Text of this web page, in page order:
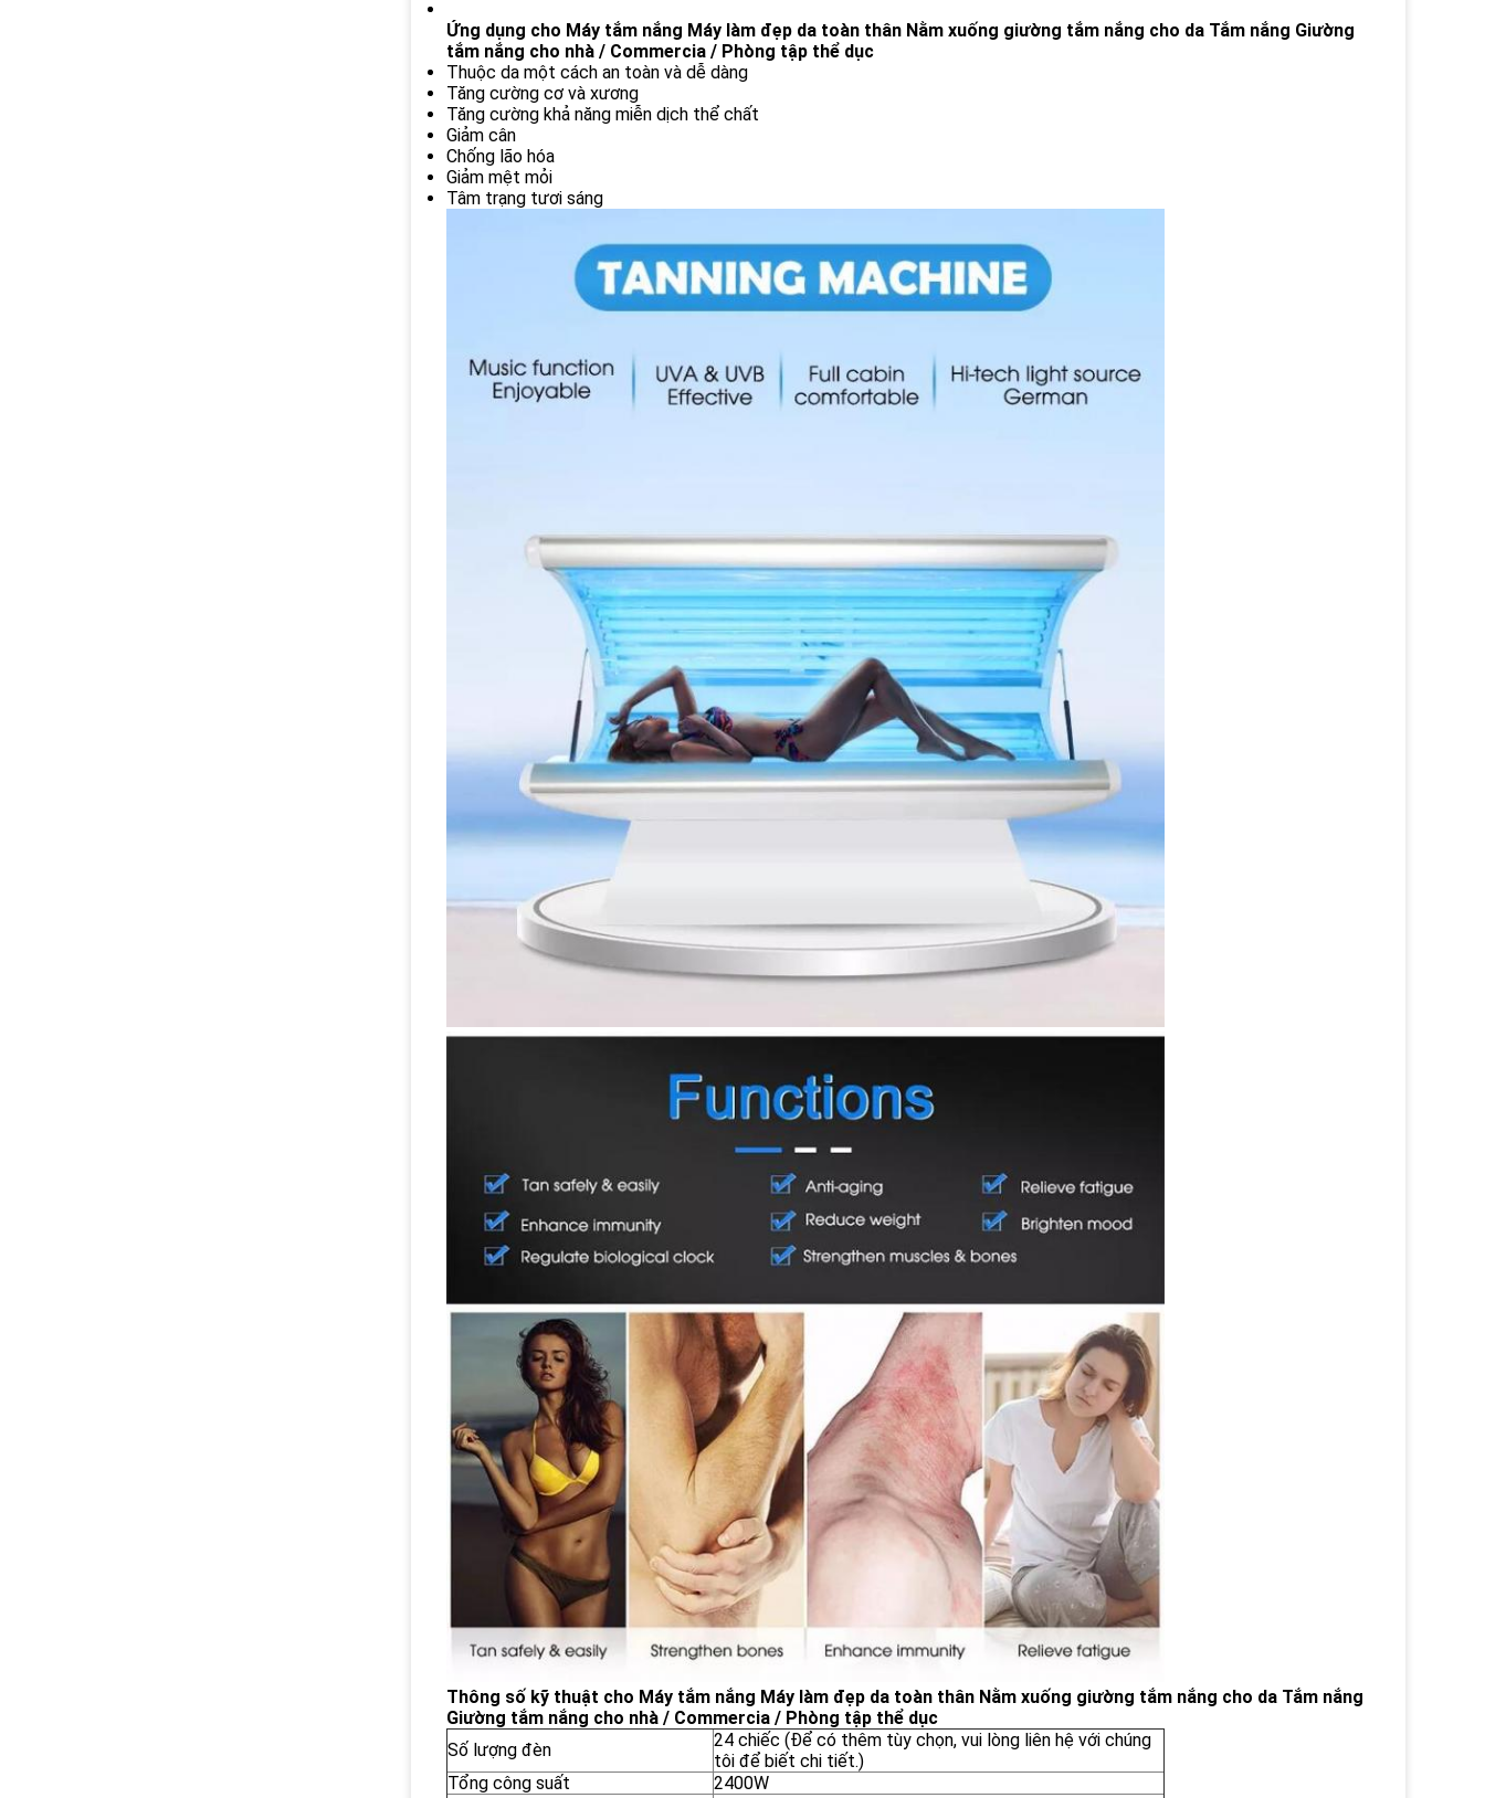
Ứng dụng cho Máy tắm nắng Máy làm đẹp da toàn thân Nằm xuống giường tắm nắng cho da Tắm nắng Giường
tắm nắng cho nhà / Commercia / Phòng tập thể dục
Thuộc da một cách an toàn và dễ dàng
Tăng cường cơ và xương
Tăng cường khả năng miễn dịch thể chất
Giảm cân
Chống lão hóa
Giảm mệt mỏi
Tâm trạng tươi sáng
Thông số kỹ thuật cho Máy tắm nắng Máy làm đẹp da toàn thân Nằm xuống giường tắm nắng cho da Tắm nắng
Giường tắm nắng cho nhà / Commercia / Phòng tập thể dục
Số lượng đèn
24 chiếc (Để có thêm tùy chọn, vui lòng liên hệ với chúng
tôi để biết chi tiết.)
Tổng công suất
2400W